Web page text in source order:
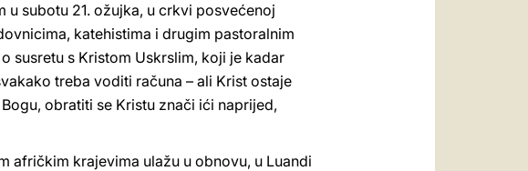
u subotu 21. ožujka, u crkvi posvećenoj
katehistima i drugim pastoralnim
susretu s Kristom Uskrslim, koji je kadar
treba voditi računa – ali Krist ostaje
obratiti se Kristu znači ići naprijed,
afričkim krajevima ulažu u obnovu, u Luandi